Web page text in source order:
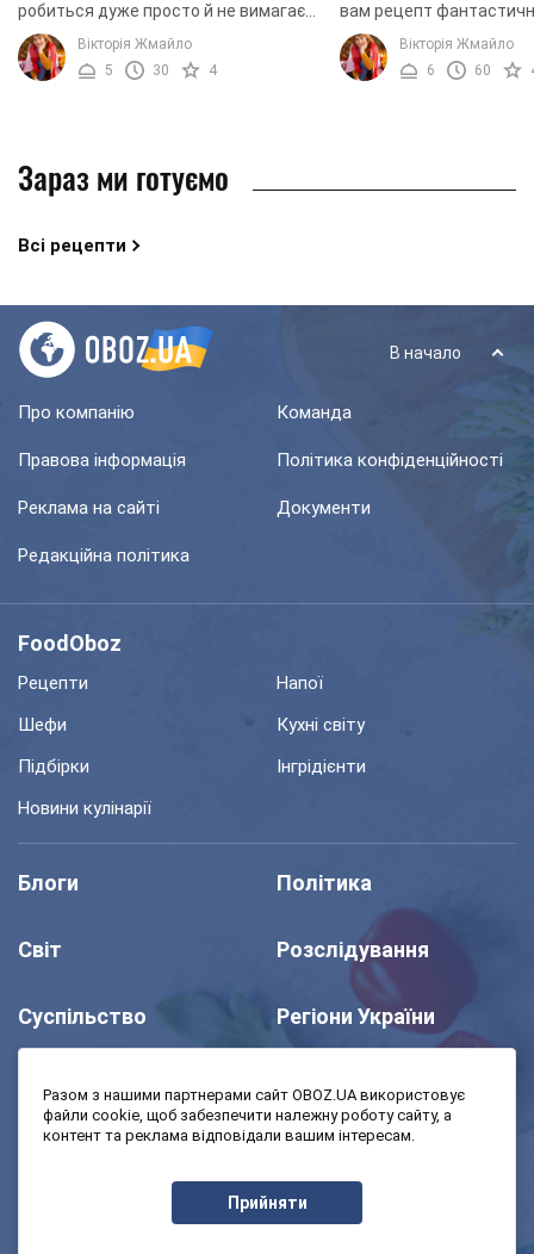
робиться дуже просто й не вимагає
особливих зусиль. Ця легка, смачна
та літня страва підійде до будь-якого
...
Вікторія Жмайло
5
30 4
вам рецепт
салату з грибами та
ідеально підійде до
святкового столу, ...
Вікторія Жмайло
6
60
Зараз ми готуємо
Всі рецепти
В начало
Про компанію Команда
Правова інформація Політика конфіденційності
Реклама на сайті Документи
Редакційна політика
FoodOboz
Рецепти
Напої
Шефи
Кухні світу
Підбірки
Інгрідієнти
Новини кулінарії
Блоги Політика
Світ Розслідування
Суспільство Регіони України
Моя школа
Економіка
Разом з нашими партнерами сайт OBOZ.UA використовує
файли cookie, щоб забезпечити належну роботу сайту, а
контент та реклама відповідали вашим інтересам.
Прийняти